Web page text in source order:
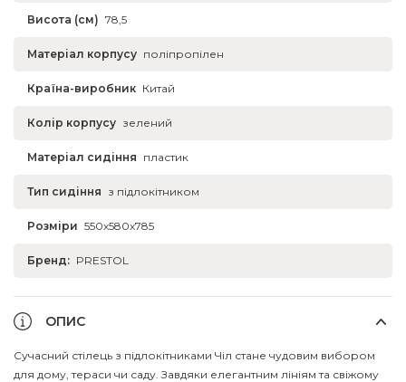
Висота (см) 78,5
Матеріал корпусу поліпропілен
Країна-виробник Китай
Колір корпусу зелений
Матеріал сидіння пластик
Тип сидіння з підлокітником
Розміри 550x580x785
Бренд: PRESTOL
ОПИС
Сучасний стілець з підлокітниками Чіл стане чудовим вибором
для дому, тераси чи саду. Завдяки елегантним лініям та свіжому